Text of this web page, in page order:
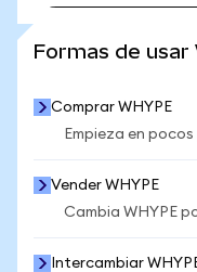
Formas de usar
Comprar WHYPE
Empieza en
Vender WHYPE
Cambia WHYPE
Intercambiar